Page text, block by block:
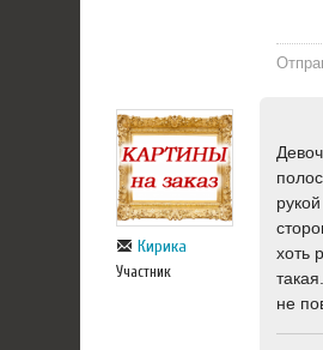
Кирика
Участник
хоть
не